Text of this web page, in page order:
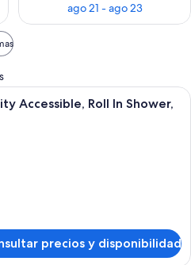
ago 21 - ago 23
Una habitación de hotel con cama,
Accessible, Roll In Shower,
precios y disponibilidad